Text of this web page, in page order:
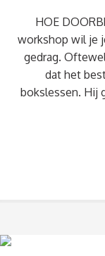
HOE
workshop wil je
gedrag.
dat het
bokslessen. Hij